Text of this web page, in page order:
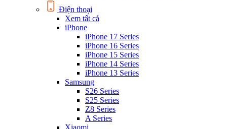
Điện thoại
Xem tất cả
iPhone
iPhone 17 Series
iPhone 16 Series
iPhone 15 Series
iPhone 14 Series
iPhone 13 Series
Samsung
S26 Series
S25 Series
Z8 Series
A Series
Xiaomi